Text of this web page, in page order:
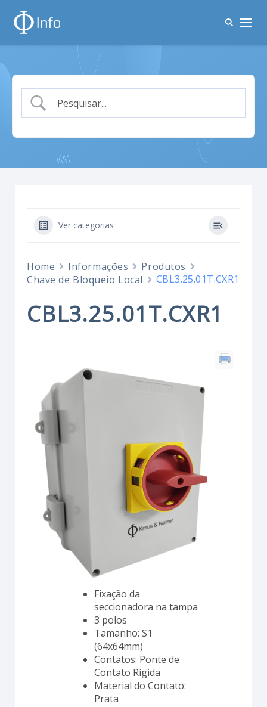
Ver categorias
Home Informações
Produtos
Chave de Bloqueio Local
CBL3.25.01T.CXR1
CBL3.25.01T.CXR1
Fixação da
seccionadora na tampa
3 polos
Tamanho: S1
(64x64mm)
Contatos: Ponte de
Contato Rígida
Material do Contato:
Prata